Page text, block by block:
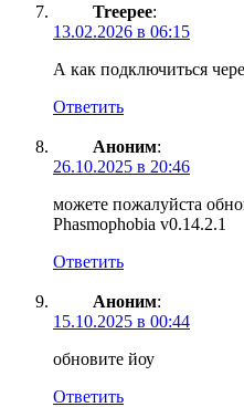
Treepee:
13.02.2026 в 06:15
А как подключиться
Ответить
Аноним:
26.10.2025 в 20:46
можете пожалуйста
Phasmophobia v0.14.2.1
Ответить
Аноним:
15.10.2025 в 00:44
обновите йоу
Ответить